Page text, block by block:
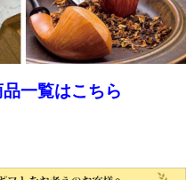
一覧はこちら